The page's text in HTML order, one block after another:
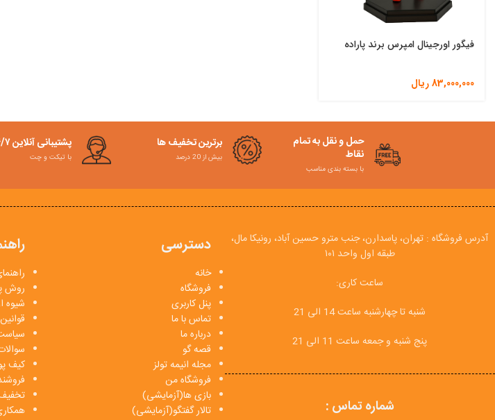
فیگور اورجینال امپرس برند پاراده
83,000,000ریال
حمل و نقل به تمام
نقاط
با بسته بندی مناسب
برترین تخفیف ها
بیش از 20 درصد
پشتیبانی آنلاین ۲۴/۷
با تیکت و چت
آدرس فروشگاه : تهران، پاسدارن، جنب مترو حسین آباد، رونیکا مال،
طبقه اول واحد ۱۰۱
ساعت کاری:
شنبه تا چهارشنبه ساعت 14 الی 21
پنج شنبه و جمعه ساعت 11 الی 21
شماره تماس :
دسترسی
خانه
فروشگاه
پنل کاربری
تماس با ما
درباره ما
قصه گو
مجله انیمه تولز
فروشگاه من
بازی ها(آزمایشی)
تالار گفتگو(آزمایشی)
روش
شیوه
کیف